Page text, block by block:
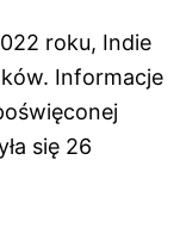
roku, Indie
Informacje
się 26